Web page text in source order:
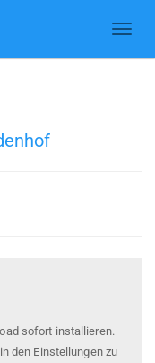
sofort installieren.
den Einstellungen zu